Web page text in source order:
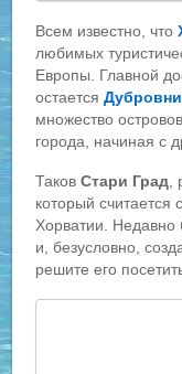
Всем известно, что
любимых
Европы. Главной
остается
множество
города, начиная с
ТаковСтари Град,
который
Хорватии.
и, безусловно,
решите его